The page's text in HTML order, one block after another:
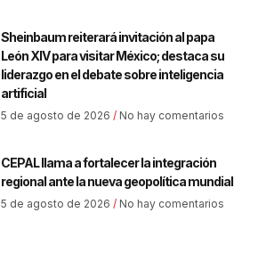
Sheinbaum reiterará invitación al papa
León XIV para visitar México; destaca su
liderazgo en el debate sobre inteligencia
artificial
5 de agosto de 2026 No hay comentarios
CEPAL llama a fortalecer la integración
regional ante la nueva geopolítica mundial
5 de agosto de 2026 No hay comentarios